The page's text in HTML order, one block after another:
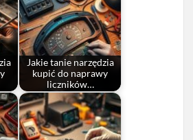
Jakie tanie narzędzia
kupić do naprawy
liczników…